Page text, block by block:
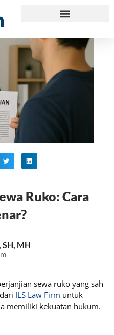
Ruko: Cara
MH
sewa ruko yang sah
ILS Law Firm untuk
memiliki kekuatan hukum.